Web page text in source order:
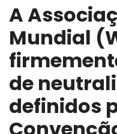
A
Mundial
de
definidos